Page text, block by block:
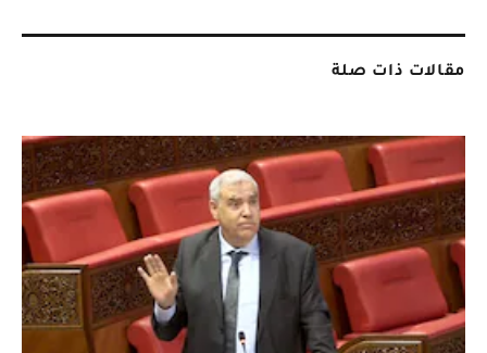
مقالات ذات صلة